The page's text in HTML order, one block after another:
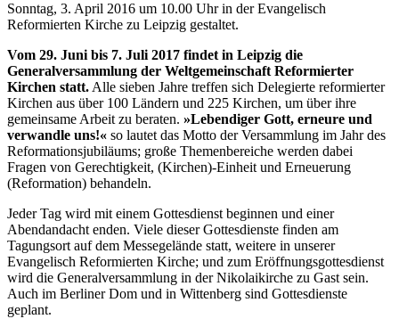
Sonntag, 3. April 2016 um 10.00 Uhr in der Evangelisch
Reformierten Kirche zu Leipzig gestaltet.
Vom 29. Juni bis 7. Juli 2017 findet in Leipzig die
Generalversammlung der Weltgemeinschaft Reformierter
Kirchen statt.Alle sieben Jahre treffen sich Delegierte reformierter
Kirchen aus über 100 Ländern und 225 Kirchen, um über ihre
gemeinsame Arbeit zu beraten. »Lebendiger Gott, erneure und
verwandle uns!« so lautet das Motto der Versammlung im Jahr des
Reformationsjubiläums; große Themenbereiche werden dabei
Fragen von Gerechtigkeit, (Kirchen)-Einheit und Erneuerung
(Reformation) behandeln.
Jeder Tag wird mit einem Gottesdienst beginnen und einer
Abendandacht enden. Viele dieser Gottesdienste finden am
Tagungsort auf dem Messegelände statt, weitere in unserer
Evangelisch Reformierten Kirche; und zum Eröffnungsgottesdienst
wird die Generalversammlung in der Nikolaikirche zu Gast sein.
Auch im Berliner Dom und in Wittenberg sind Gottesdienste
geplant.